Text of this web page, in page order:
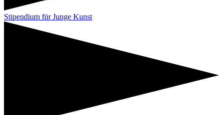
Stipendium für Junge Kunst